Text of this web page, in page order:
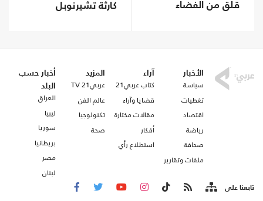
قلق من الفضاء كارثة تشيرنوبل
الأخبار
سياسة
تغطيات
اقتصاد
رياضة
صحافة
ملفات وتقارير
آراء
كتاب عربي21
قضايا وآراء
مقالات مختارة
أفكار
استطلاع رأي
المزيد
عربي21 TV
عالم الفن
تكنولوجيا
صحة
أخبار حسب
البلد
العراق
ليبيا
سوريا
بريطانيا
مصر
لبنان
تابعنا على